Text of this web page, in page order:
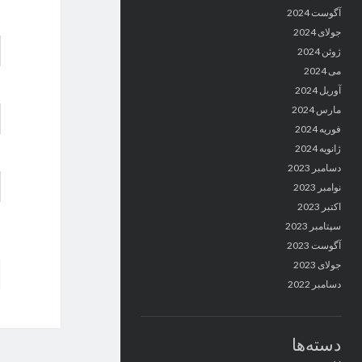
آگوست 2024
جولای 2024
ژوئن 2024
می 2024
آوریل 2024
مارس 2024
فوریه 2024
ژانویه 2024
دسامبر 2023
نوامبر 2023
اکتبر 2023
سپتامبر 2023
آگوست 2023
جولای 2023
دسامبر 2022
دسته‌ها